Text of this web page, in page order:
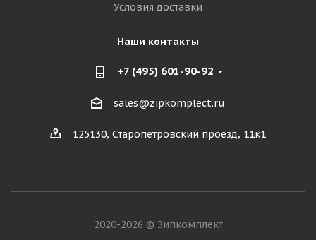
Условия доставки
Наши контакты
+7 (495) 601-90-92
sales@zipkomplect.ru
125130, Старопетровский проезд, 11к1
2020-2026 © Зипкомплект